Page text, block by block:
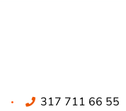
317 711 66 55